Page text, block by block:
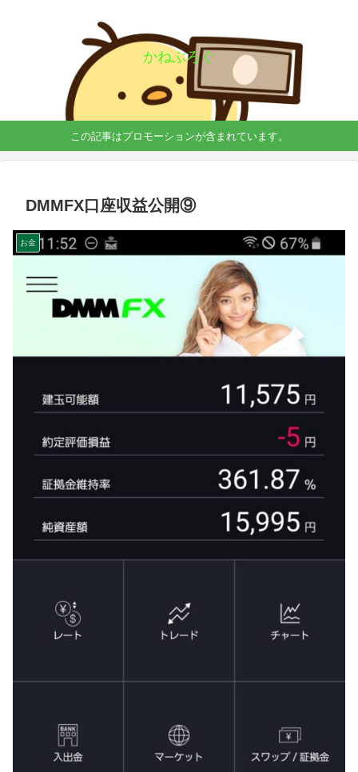
かねぶろぐ
この記事はプロモーションが含まれています。
DMMFX口座収益公開⑨
お金